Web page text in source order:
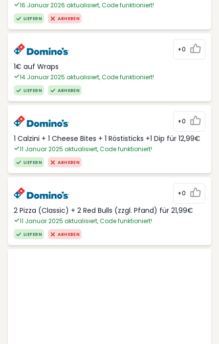
16 Januar 2026 aktualisiert, Code funktioniert!
LIEFERN ABHEBEN
+0
1€ auf Wraps
14 Januar 2025 aktualisiert, Code funktioniert!
LIEFERN ABHEBEN
+0
1 Calzini + 1 Cheese Bites + 1 Röstisticks +1 Dip für 12,99€
11 Januar 2025 aktualisiert, Code funktioniert!
LIEFERN ABHEBEN
+0
2 Pizza (Classic) + 2 Red Bulls (zzgl. Pfand) für 21,99€
11 Januar 2025 aktualisiert, Code funktioniert!
LIEFERN ABHEBEN